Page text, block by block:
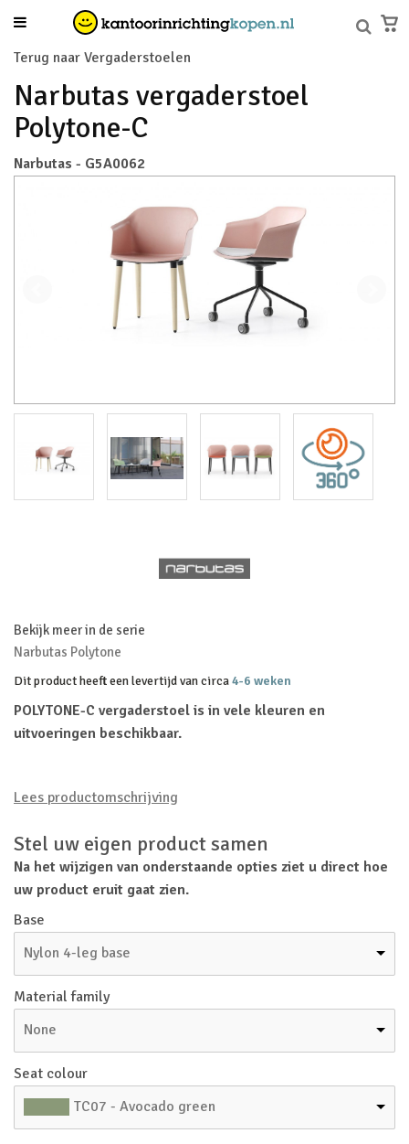
Terug naar Vergaderstoelen
Narbutas vergaderstoel
Polytone-C
Narbutas - G5A0062
Bekijk meer in de serie
Narbutas Polytone
Dit product heeft een levertijd van circa4-6 weken
POLYTONE-C vergaderstoel is in vele kleuren en
uitvoeringen beschikbaar.
Lees productomschrijving
Stel uw eigen product samen
Na het wijzigen van onderstaande opties ziet u direct hoe
uw product eruit gaat zien.
Base
Nylon 4-leg base
Material family
None
Seat colour
TC07 - Avocado green